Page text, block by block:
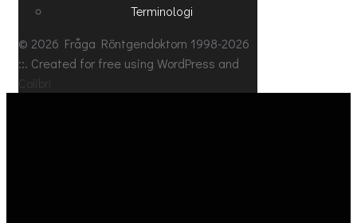
Terminologi
© 2026 Fråga Röntgendoktorn 1998-2026
::. Created for free using WordPress and
Colibri